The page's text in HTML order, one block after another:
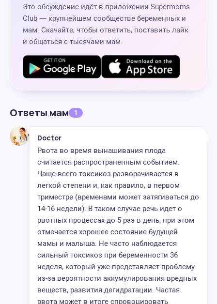
Это обсуждение идёт в приложении Supermoms
Club — крупнейшем сообществе беременных и
мам. Скачайте, чтобы ответить, поставить лайк
и общаться с тысячами мам.
Ответы мам 1
Doctor
Рвота во время вынашивания плода
считается распространенным событием.
Чаще всего токсикоз разворачивается в
легкой степени и, как правило, в первом
триместре (временами может затягиваться до
14-16 недели). В таком случае речь идет о
рвотных процессах до 5 раз в день, при этом
отмечается хорошее состояние будущей
мамы и малыша. Не часто наблюдается
сильный токсикоз при беременности 36
неделя, который уже представляет проблему
из-за вероятности аккумулирования вредных
веществ, развития дегидратации. Частая
рвота может в итоге спровоцировать